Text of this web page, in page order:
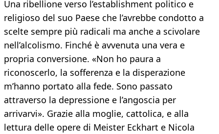
Una ribellione verso l’establishment politico e
religioso del suo Paese che l’avrebbe condotto a
scelte sempre più radicali ma anche a scivolare
nell’alcolismo. Finché è avvenuta una vera e
propria conversione. «Non ho paura a
riconoscerlo, la sofferenza e la disperazione
m’hanno portato alla fede. Sono passato
attraverso la depressione e l’angoscia per
arrivarvi». Grazie alla moglie, cattolica, e alla
lettura delle opere di Meister Eckhart e Nicola